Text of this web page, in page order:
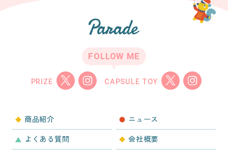
FOLLOW ME
PRIZE CAPSULE TOY
商品紹介 ニュース
よくある質問 会社概要